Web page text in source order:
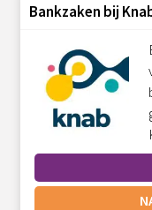
Bankzaken bij